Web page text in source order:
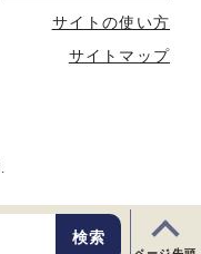
サイトの使い方
サイトマップ